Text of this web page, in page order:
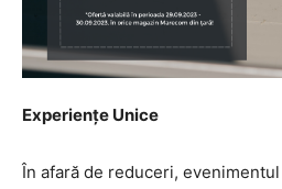
Experiențe Unice
În afară de reduceri,